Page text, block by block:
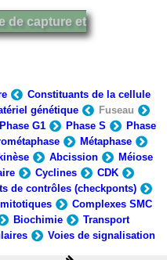
de capture et
Constituants de la cellule
génétique
Fuseau
Phase G1 Phase S
Phase
Métaphase
Abcission
Méiose
Cyclines
CDK
de contrôles (checkponts)
Complexes SMC
Biochimie
Transport
Voies de signalisation